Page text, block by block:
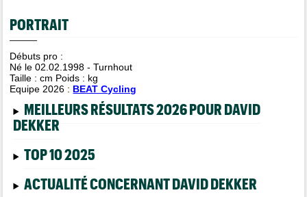
PORTRAIT
Débuts pro :
Né le 02.02.1998 - Turnhout
Taille :cm Poids : kg
Equipe 2026 : BEAT Cycling
MEILLEURS RÉSULTATS 2026 POUR DAVID
DEKKER
TOP 10 2025
ACTUALITÉ CONCERNANT DAVID DEKKER